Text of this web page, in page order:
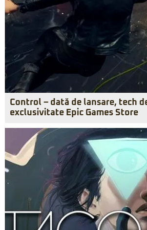
Control – dată de lansare, tech
exclusivitate Epic Games Store